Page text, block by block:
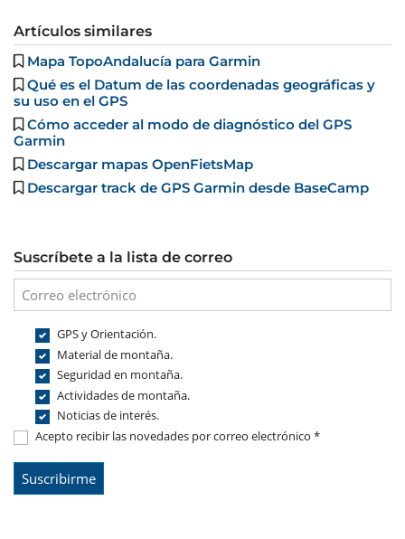
Artículos similares
Mapa TopoAndalucía para Garmin
Qué es el Datum de las coordenadas geográficas y
su uso en el GPS
Cómo acceder al modo de diagnóstico del GPS
Garmin
Descargar mapas OpenFietsMap
Descargar track de GPS Garmin desde BaseCamp
Suscríbete a la lista de correo
GPS y Orientación.
Material de montaña.
Seguridad en montaña.
Actividades de montaña.
Noticias de interés.
Acepto recibir las novedades por correo electrónico *